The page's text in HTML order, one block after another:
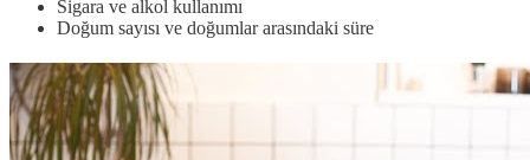
Sigara ve alkol kullanımı
Doğum sayısı ve doğumlar arasındaki süre